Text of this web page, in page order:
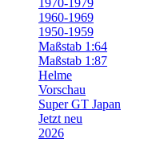
1970-1979
1960-1969
1950-1959
Maßstab 1:64
Maßstab 1:87
Helme
Vorschau
Super GT Japan
Jetzt neu
2026